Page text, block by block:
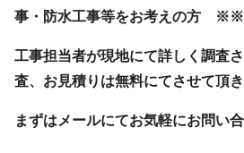
事・防水工事等をお考えの方
工事担当者が現地にて詳しく調査
査、お見積りは無料にてさせて頂
まずはメールにてお気軽にお問い